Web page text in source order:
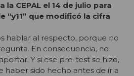
la CEPAL el 14 de julio para
“y11” que modificó la cifra
hablar al respecto, porque no
En consecuencia, no
Y si ese pre-test se hizo,
haber sido hecho antes de ir a